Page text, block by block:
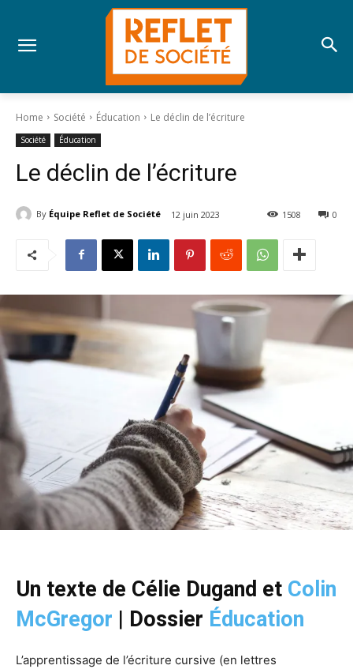
Home Société Éducation Le déclin de l’écriture
Société Éducation
Le déclin de l’écriture
By Équipe Reflet de Société 12 juin 2023 0
1508
Un texte de Célie Dugand et Colin
McGregor
Dossier Éducation
L’apprentissage de l’écriture cursive (en lettres